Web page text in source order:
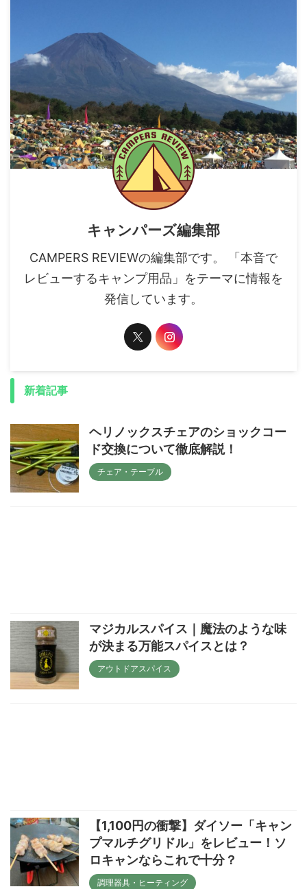
キャンパーズ編集部
CAMPERS REVIEWの編集部です。 「本音で
レビューするキャンプ用品」をテーマに情報を
発信しています。
新着記事
ヘリノックスチェアのショックコー
ド交換について徹底解説！
チェア・テーブル
マジカルスパイス｜魔法のような味
が決まる万能スパイスとは？
アウトドアスパイス
【1,100円の衝撃】ダイソー「キャン
プマルチグリドル」をレビュー！ソ
ロキャンならこれで十分？
調理器具・ヒーティング